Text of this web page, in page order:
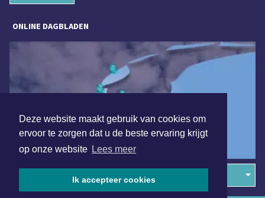
Deze website maakt gebruik van cookies om
ervoor te zorgen dat u de beste ervaring krijgt
op onze website Lees meer
Ik accepteer cookies
ONLINE DAGBLADEN
Overige dagbladen in de regio